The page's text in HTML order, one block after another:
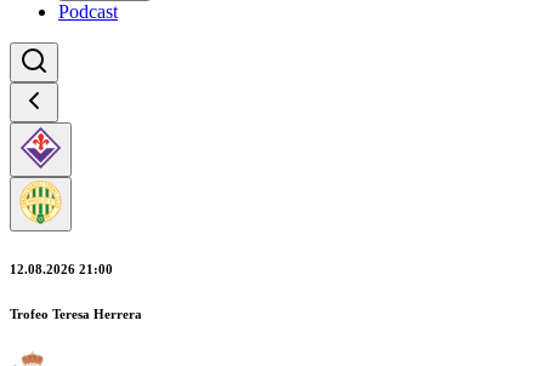
Podcast
12.08.2026 21:00
Trofeo Teresa Herrera